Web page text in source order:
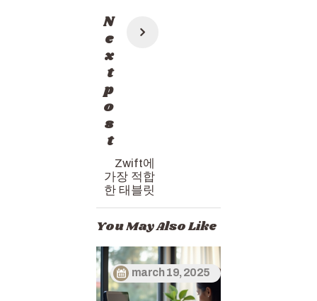
Post
navigation
N
e
x
t
p
o
s
t
Zwift에
가장 적합
한 태블릿
You May Also Like
march 19, 2025